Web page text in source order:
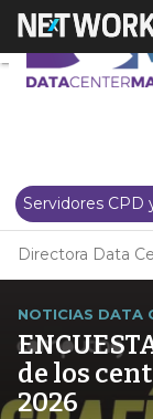
Servidores CPD
Directora Data
NOTICIAS DATA
de los
2026